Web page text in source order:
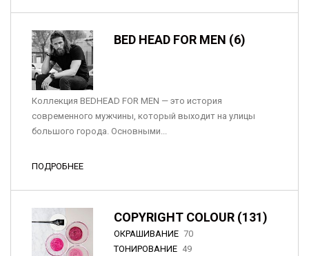
BED HEAD FOR MEN (6)
Коллекция BEDHEAD FOR MEN — это история
современного мужчины, который выходит на улицы
большого города. Основными...
ПОДРОБНЕЕ
COPYRIGHT COLOUR (131)
ОКРАШИВАНИЕ 70
ТОНИРОВАНИЕ 49